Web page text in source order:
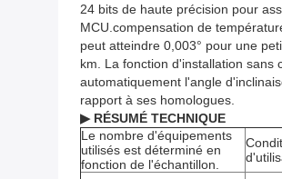
24 bits de haute précision pour
MCU.compensation de
peut atteindre 0,003° pour une
km. La fonction d'installation sans
automatiquement l'angle
rapport à ses homologues.
▶ RÉSUMÉ TECHNIQUE
Le nombre d'équipements
utilisés est déterminé en
fonction de l'échantillon.